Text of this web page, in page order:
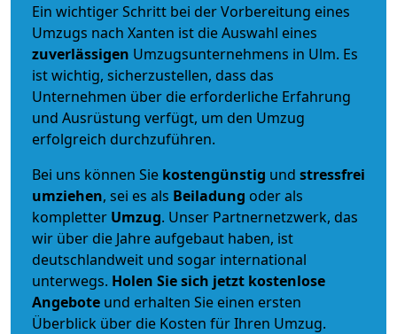
Ein wichtiger Schritt bei der Vorbereitung eines
Umzugs nach Xanten ist die Auswahl eines
zuverlässigen Umzugsunternehmens in Ulm. Es
ist wichtig, sicherzustellen, dass das
Unternehmen über die erforderliche Erfahrung
und Ausrüstung verfügt, um den Umzug
erfolgreich durchzuführen.
Bei uns können Sie kostengünstig und stressfrei
umziehen, sei es als Beiladung oder als
kompletter Umzug. Unser Partnernetzwerk, das
wir über die Jahre aufgebaut haben, ist
deutschlandweit und sogar international
unterwegs. Holen Sie sich jetzt kostenlose
Angebote und erhalten Sie einen ersten
Überblick über die Kosten für Ihren Umzug.